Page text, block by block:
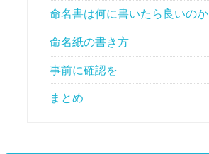
命名書は何に書いたら良いのか
命名紙の書き方
事前に確認を
まとめ